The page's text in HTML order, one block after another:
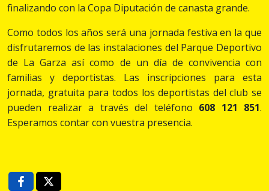
finalizando con la Copa Diputación de canasta grande.
Como todos los años será una jornada festiva en la que
disfrutaremos de las instalaciones del Parque Deportivo
de La Garza así como de un día de convivencia con
familias y deportistas. Las inscripciones para esta
jornada, gratuita para todos los deportistas del club se
pueden realizar a través del teléfono 608 121 851.
Esperamos contar con vuestra presencia.